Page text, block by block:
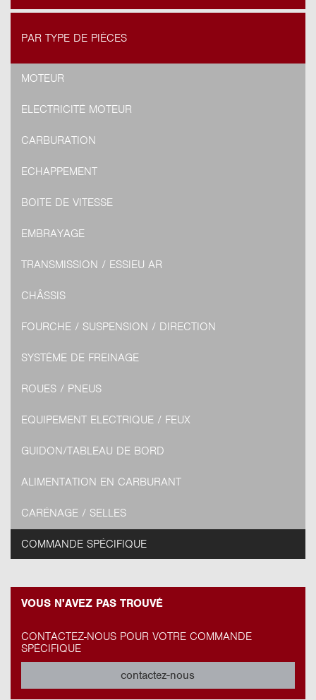
PAR TYPE DE PIÈCES
MOTEUR
ELECTRICITÉ MOTEUR
CARBURATION
ECHAPPEMENT
BOITE DE VITESSE
EMBRAYAGE
TRANSMISSION / ESSIEU AR
CHÂSSIS
FOURCHE / SUSPENSION / DIRECTION
SYSTÈME DE FREINAGE
ROUES / PNEUS
EQUIPEMENT ELECTRIQUE / FEUX
GUIDON/TABLEAU DE BORD
ALIMENTATION EN CARBURANT
CARÉNAGE / SELLES
COMMANDE SPÉCIFIQUE
VOUS N'AVEZ PAS TROUVÉ
CONTACTEZ-NOUS POUR VOTRE COMMANDE
SPÉCIFIQUE
contactez-nous